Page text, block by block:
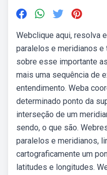
Webclique aqui, resolva
paralelos e meridianos
sobre esse importante
mais uma sequência de
entendimento. Weba
determinado ponto da
interseção de um
sendo, o que são.
paralelos e meridianos,
cartograficamente um
latitudes e longitudes.